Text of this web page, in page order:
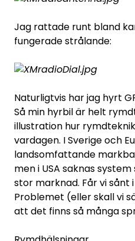
Jag rattade runt bland
fungerade strålande:
Naturligtvis har jag hyrt
Så min hyrbil är helt
illustration hur
vardagen. I Sverige och
landsomfattande
men i USA saknas
stor marknad. Får vi sånt
Problemet (eller skall vi
att det finns så många